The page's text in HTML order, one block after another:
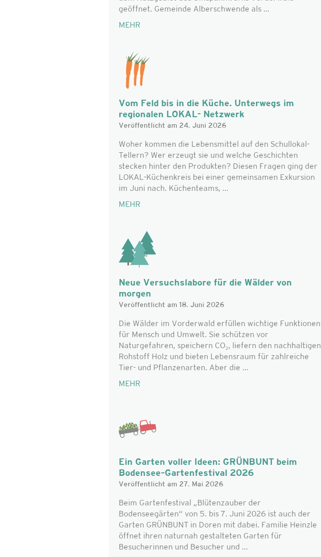
geöffnet. Gemeinde Alberschwende als ...
MEHR
Vom Feld bis in die Küche. Unterwegs im
regionalen LOKAL- Netzwerk
Veröffentlicht am 24. Juni 2026
Woher kommen die Lebensmittel auf den Schullokal-
Tellern? Wer erzeugt sie und welche Geschichten
stecken hinter den Produkten? Diesen Fragen ging der
LOKAL-Küchenkreis bei einer gemeinsamen Exkursion
im Juni nach. Küchenteams, ...
MEHR
Neue Versuchslabore für die Wälder von
morgen
Veröffentlicht am 18. Juni 2026
Die Wälder im Vorderwald erfüllen wichtige Funktionen
für Mensch und Umwelt. Sie schützen vor
Naturgefahren, speichern CO₂, liefern den nachhaltigen
Rohstoff Holz und bieten Lebensraum für zahlreiche
Tier- und Pflanzenarten. Aber die ...
MEHR
Ein Garten voller Ideen: GRÜNBUNT beim
Bodensee–Gartenfestival 2026
Veröffentlicht am 27. Mai 2026
Beim Gartenfestival „Blütenzauber der
Bodenseegärten“ von 5. bis 7. Juni 2026 ist auch der
Garten GRÜNBUNT in Doren mit dabei. Familie Heinzle
öffnet ihren naturnah gestalteten Garten für
Besucherinnen und Besucher und ...